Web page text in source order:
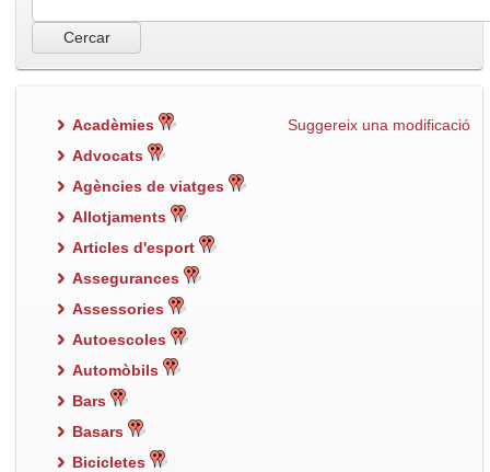
Suggereix una modificació
Acadèmies
Advocats
Agències de viatges
Allotjaments
Articles d'esport
Assegurances
Assessories
Autoescoles
Automòbils
Bars
Basars
Bicicletes